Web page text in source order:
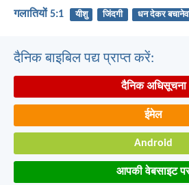
गलातियों 5:1 यीशु जिंदगी धन देकर
दैनिक बाइबिल पद्य प्राप्त करें:
दैनिक अधिसूचना
ईमेल
Android
आपकी वेबसाइट